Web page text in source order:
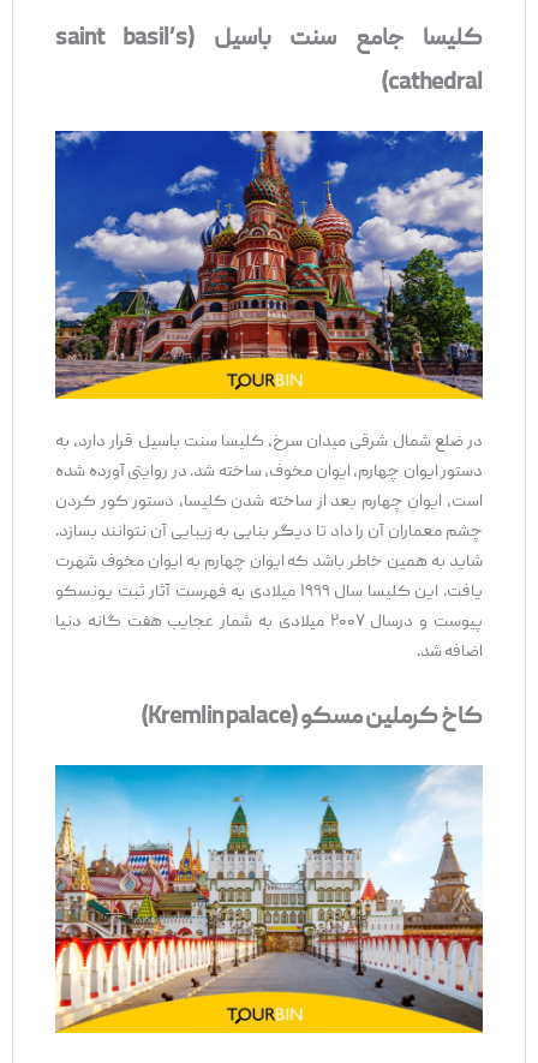
کلیسا جامع سنت باسیل (saint basil’s
cathedral)
در ضلع شمال شرقی میدان سرخ، کلیسا سنت باسیل قرار دارد، به
دستور ایوان چهارم، ایوان مخوف، ساخته شد. در روایتی آورده شده
است، ایوان چهارم بعد از ساخته شدن کلیسا، دستور کور کردن
چشم معماران آن را داد تا دیگر بنایی به زیبایی آن نتوانند بسازد.
شاید به همین خاطر باشد که ایوان چهارم به ایوان مخوف شهرت
یافت. این کلیسا سال ۱۹۹۹ میلادی به فهرست آثار ثبت یونسکو
پیوست و درسال ۲۰۰۷ میلادی به شمار عجایب هفت گانه دنیا
اضافه شد.
کاخ کرملین مسکو (Kremlin palace)